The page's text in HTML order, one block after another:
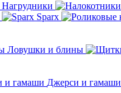
Нагрудники
Sparx
Ловушки и блины
Джерси и гамаши